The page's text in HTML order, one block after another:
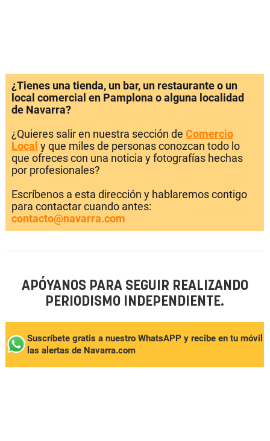
¿Tienes una tienda, un bar, un restaurante o un
local comercial en Pamplona o alguna localidad
de Navarra?
¿Quieres salir en nuestra sección de Comercio
Local y que miles de personas conozcan todo lo
que ofreces con una noticia y fotografías hechas
por profesionales?
Escríbenos a esta dirección y hablaremos contigo
para contactar cuando antes:
contacto@navarra.com
APÓYANOS PARA SEGUIR REALIZANDO
PERIODISMO INDEPENDIENTE.
Suscríbete gratis a nuestro WhatsAPP y recibe en tu móvil
las alertas de Navarra.com